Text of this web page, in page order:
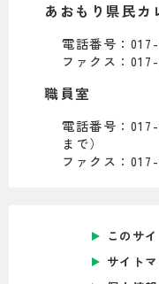
あおもり県民カ
電話番号：
ファクス：
職員室
電話番号：
まで）
ファクス：
このサ
サイト